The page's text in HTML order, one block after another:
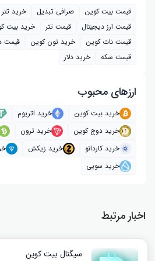
قیمت بیت کوین صرافی تبدیل خرید تتر
قیمت ارز دیجیتال
قیمت تتر خرید بیت‌
قیمت نات کوین
خرید تون کوین قیمت
قیمت سکه
خرید دلار
ارز‌های محبوب
خرید بیت کوین خرید اتریوم
خرید دوج کوین
خرید ترون
خرید کاردانو
خرید زیکش
خرید سویی
اخبار مرتبط
سیگنال بیت‌ کوین